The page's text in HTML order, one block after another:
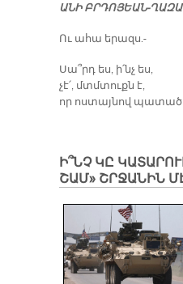
Ա­ՆԻ ԲՐԴՈ­ՅԵԱՆ-
Ու ա­հա ե­րազս.-
Սա՞րդ ես, ի՛նչ ես,
չէ՛, մտմտուքն է,
որ ոս­տայ­նով պա­տած
Ի՞ՆՉ ԿԸ
ՇԱՄ» ՇՐՋԱՆԻՆ